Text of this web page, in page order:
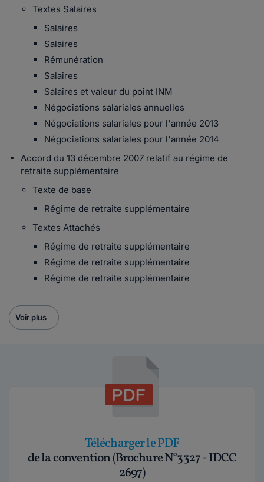
Textes Salaires
Salaires
Salaires
Rémunération
Salaires
Salaires et valeur du point INM
Négociations salariales annuelles
Négociations salariales pour l'année 2013
Négociations salariales pour l'année 2014
Accord du 13 décembre 2007 relatif au régime de
retraite supplémentaire
Texte de base
Régime de retraite supplémentaire
Textes Attachés
Régime de retraite supplémentaire
Régime de retraite supplémentaire
Régime de retraite supplémentaire
Voir plus
Télécharger le PDF
de la convention (Brochure N°3327 - IDCC
2697)